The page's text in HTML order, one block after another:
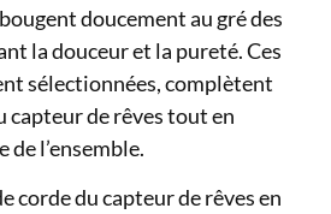
doucement au gré des
la douceur et la pureté. Ces
sélectionnées, complètent
capteur de rêves tout en
de l’ensemble.
corde du capteur de rêves en